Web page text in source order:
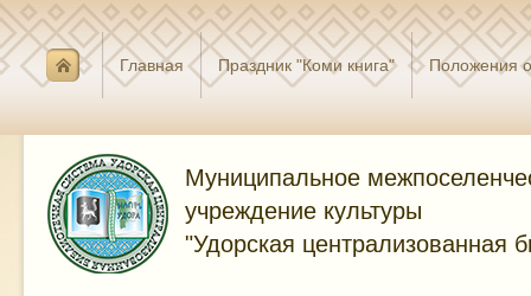
Главная Праздник "Коми книга" Положения
Муниципальное
учреждение культуры
"Удорская централизованная